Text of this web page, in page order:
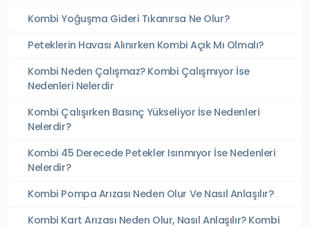
Kombi Yoğuşma Gideri Tıkanırsa Ne Olur?
Peteklerin Havası Alınırken Kombi Açık Mı Olmalı?
Kombi Neden Çalışmaz? Kombi Çalışmıyor İse
Nedenleri Nelerdir
Kombi Çalışırken Basınç Yükseliyor İse Nedenleri
Nelerdir?
Kombi 45 Derecede Petekler Isınmıyor İse Nedenleri
Nelerdir?
Kombi Pompa Arızası Neden Olur Ve Nasıl Anlaşılır?
Kombi Kart Arızası Neden Olur, Nasıl Anlaşılır? Kombi